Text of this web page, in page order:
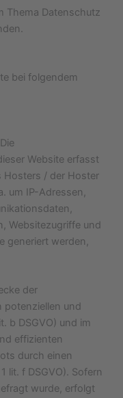
Thema Datenschutz
bei folgendem
Website erfasst
Hosters / der Hoster
um IP-Adressen,
Websitezugriffe und
generiert werden,
der
potenziellen und
b DSGVO) und im
effizienten
durch einen
lit. f DSGVO). Sofern
wurde, erfolgt